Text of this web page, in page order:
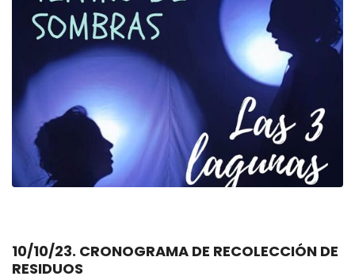
10/10/23. CRONOGRAMA DE RECOLECCIÓN DE
RESIDUOS